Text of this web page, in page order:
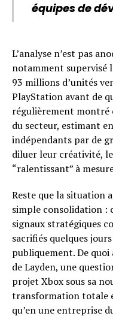
équipes de
L’analyse n’est pas
notamment supervisé
93 millions d’unités
PlayStation avant de
régulièrement montré
du secteur, estimant
indépendants par de
diluer leur créativité,
“ralentissant” à
Reste que la situation
simple consolidation :
signaux stratégiques
sacrifiés quelques
publiquement. De
de Layden, une
projet Xbox sous sa
transformation totale
qu’en une entreprise